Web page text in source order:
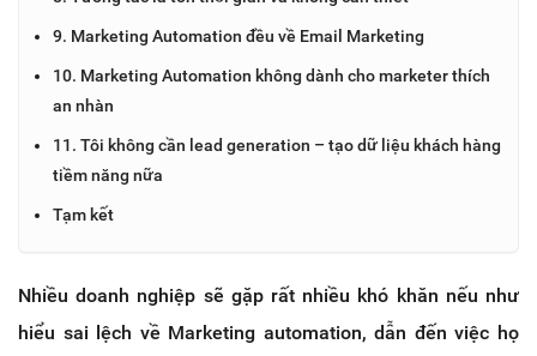
9. Marketing Automation đều về Email Marketing
10. Marketing Automation không dành cho marketer thích
an nhàn
11. Tôi không cần lead generation – tạo dữ liệu khách hàng
tiềm năng nữa
Tạm kết
Nhiều doanh nghiệp sẽ gặp rất nhiều khó khăn nếu như
hiểu sai lệch về Marketing automation, dẫn đến việc họ